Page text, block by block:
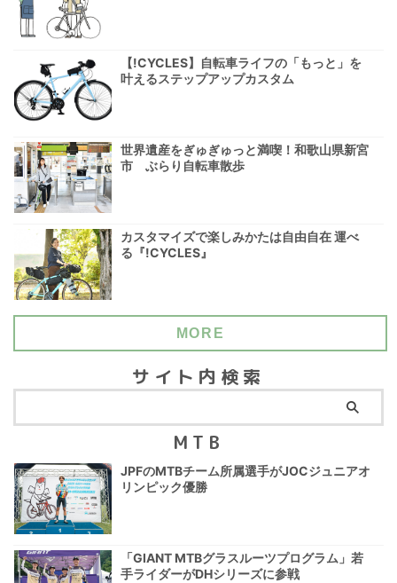
【!CYCLES】自転車ライフの「もっと」を
叶えるステップアップカスタム
世界遺産をぎゅぎゅっと満喫！和歌山県新宮
市 ぶらり自転車散歩
カスタマイズで楽しみかたは自由自在 運べ
る『!CYCLES』
MORE
サイト内検索
MTB
JPFのMTBチーム所属選手がJOCジュニアオ
リンピック優勝
「GIANT MTBグラスルーツプログラム」若
手ライダーがDHシリーズに参戦